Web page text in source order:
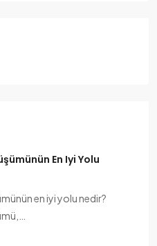
En Iyi Yolu
en iyi yolu nedir?